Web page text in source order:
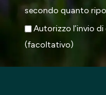
secondo quanto
Autorizzo l’invio
(facoltativo)